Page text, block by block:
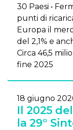
30 Paesi •
punti di
Europa il
del 2,1% e
Circa 46,5
fine 2025
18 giugno
Il 2025
la 29°